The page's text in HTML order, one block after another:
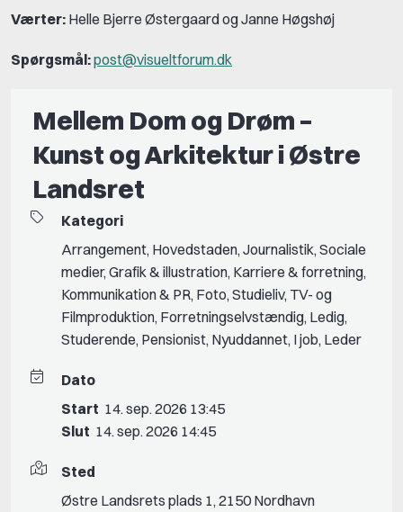
Værter: Helle Bjerre Østergaard og Janne Høgshøj
Spørgsmål:post@visueltforum.dk
Mellem Dom og Drøm –
Kunst og Arkitektur i Østre
Landsret
Kategori
Arrangement, Hovedstaden,Journalistik,Sociale
medier,Grafik & illustration, Karriere & forretning,
Kommunikation & PR, Foto,Studieliv, TV- og
Filmproduktion, Forretningselvstændig, Ledig,
Studerende, Pensionist, Nyuddannet, I job, Leder
Dato
Start 14. sep. 2026 13:45
Slut 14. sep. 2026 14:45
Sted
Østre Landsrets plads 1, 2150 Nordhavn